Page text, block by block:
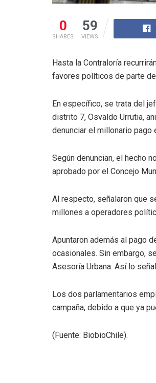
0
SHARES
59
VIEWS
Hasta la Contraloría
favores políticos de parte
En específico, se trata del
distrito 7, Osvaldo Urrutia,
denunciar el millonario pago
Según denuncian, el hecho
aprobado por el Concejo
Al respecto, señalaron que
millones a operadores
Apuntaron además al pago
ocasionales. Sin embargo,
Asesoría Urbana. Así lo
Los dos parlamentarios
campaña, debido a que ya
(Fuente: BiobioChile).